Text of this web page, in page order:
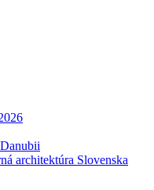
architektúra Slovenska